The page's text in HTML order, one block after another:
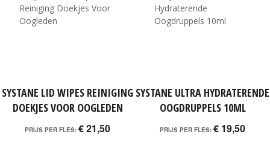
SYSTANE LID WIPES REINIGING
DOEKJES VOOR OOGLEDEN
PRIJS PER FLES: € 21,50
SYSTANE ULTRA HYDRATERENDE
OOGDRUPPELS 10ML
PRIJS PER FLES: € 19,50